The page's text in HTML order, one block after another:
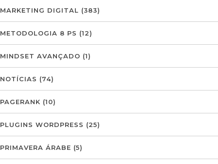
MARKETING DIGITAL (383)
METODOLOGIA 8 PS (12)
MINDSET AVANÇADO (1)
NOTÍCIAS (74)
PAGERANK (10)
PLUGINS WORDPRESS (25)
PRIMAVERA ÁRABE (5)